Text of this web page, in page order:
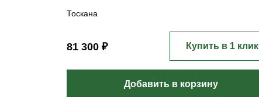
Тоскана
81 300 ₽ Купить в 1 клик
Добавить в корзину